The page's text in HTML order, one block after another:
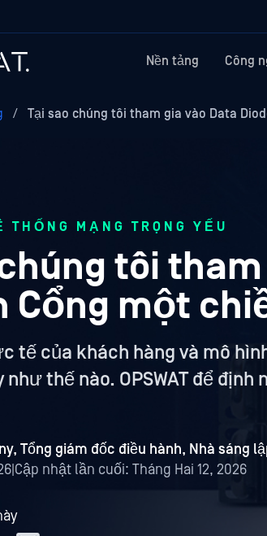
Nền tảng Công
/ Tại sao chúng tôi tham gia vào Data
THỐNG MẠNG TRỌNG YẾU
tôi
Cổng một
tế của khách hàng và mô
như thế nào. OPSWAT để
Tổng giám đốc điều hành, Nhà sáng
Cập nhật lần cuối: Tháng Hai 12, 2026